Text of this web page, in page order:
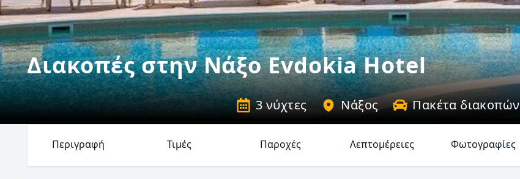
Διακοπές στην Νάξο Evdokia Hotel
3 νύχτες Νάξος Πακέτα διακοπών
Περιγραφή Τιμές Παροχές Λεπτομέρειες Φωτογραφίες